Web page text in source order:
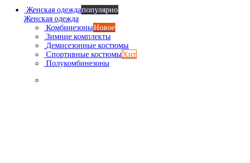
Женская одеждапопулярно
Женская одежда
КомбинезоныНовое
Зимние комплекты
Демисезонные костюмы
Спортивные костюмыХит
Полукомбинезоны